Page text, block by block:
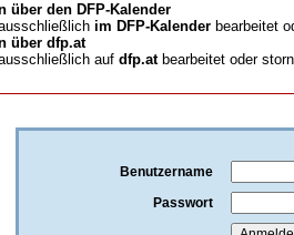
über den DFP-Kalender
im DFP-Kalender bearbeitet
über dfp.at
auf dfp.atbearbeitet oder
Benutzername
Passwort